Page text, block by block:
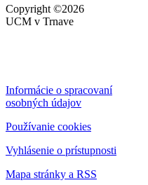
Copyright ©2026
UCM v Trnave
Informácie o spracovaní
osobných údajov
Používanie cookies
Vyhlásenie o prístupnosti
Mapa stránky a RSS